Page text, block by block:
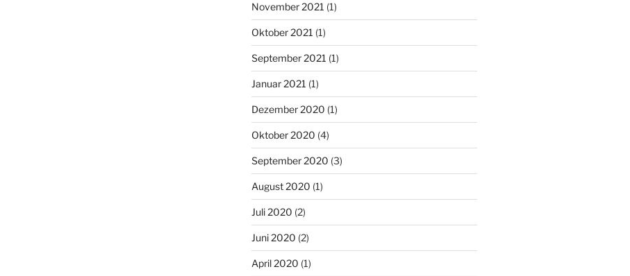
November 2021 (1)
Oktober 2021 (1)
September 2021 (1)
Januar 2021 (1)
Dezember 2020 (1)
Oktober 2020 (4)
September 2020 (3)
August 2020 (1)
Juli 2020 (2)
Juni 2020 (2)
April 2020 (1)